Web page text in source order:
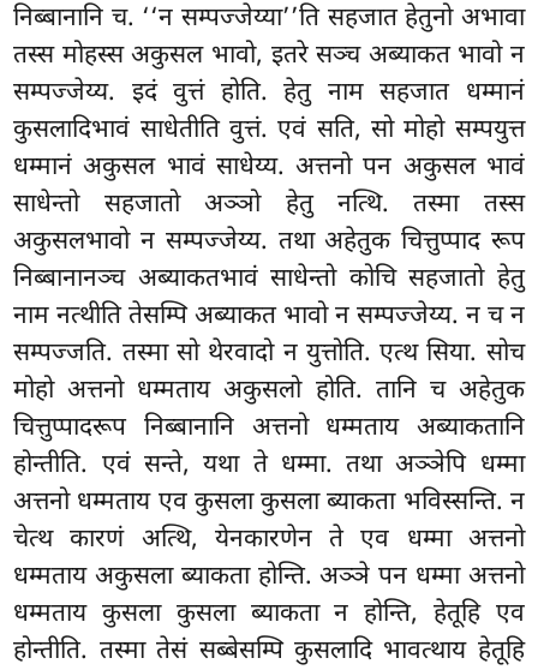
निब्बानानि च. ‘‘न सम्पज्जेय्या’’ति सहजात हेतुनो अभावा
तस्स मोहस्स अकुसल भावो, इतरे सञ्च अब्याकत भावो न
सम्पज्जेय्य. इदं वुत्तं होति. हेतु नाम सहजात धम्मानं
कुसलादिभावं साधेतीति वुत्तं. एवं सति, सो मोहो सम्पयुत्त
धम्मानं अकुसल भावं साधेय्य. अत्तनो पन अकुसल भावं
साधेन्तो सहजातो अञ्ञो हेतु नत्थि. तस्मा तस्स
अकुसलभावो न सम्पज्जेय्य. तथा अहेतुक चित्तुप्पाद रूप
निब्बानानञ्च अब्याकतभावं साधेन्तो कोचि सहजातो हेतु
नाम नत्थीति तेसम्पि अब्याकत भावो न सम्पज्जेय्य. न च न
सम्पज्जति. तस्मा सो थेरवादो न युत्तोति. एत्थ सिया. सोच
मोहो अत्तनो धम्मताय अकुसलो होति. तानि च अहेतुक
चित्तुप्पादरूप निब्बानानि अत्तनो धम्मताय अब्याकतानि
होन्तीति. एवं सन्ते, यथा ते धम्मा. तथा अञ्ञेपि धम्मा
अत्तनो धम्मताय एव कुसला कुसला ब्याकता भविस्सन्ति. न
चेत्थ कारणं अत्थि, येनकारणेन ते एव धम्मा अत्तनो
धम्मताय अकुसला ब्याकता होन्ति. अञ्ञे पन धम्मा अत्तनो
धम्मताय कुसला कुसला ब्याकता न होन्ति, हेतूहि एव
होन्तीति. तस्मा तेसं सब्बेसम्पि कुसलादि भावत्थाय हेतूहि